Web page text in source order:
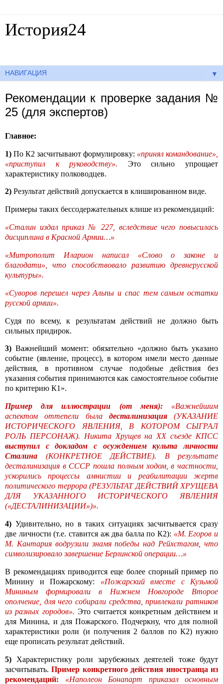
История24
▼
Рекомендации к проверке задания №
25 (для экспертов)
Главное:
1) По К2 засчитывают формулировку: «принял командование»,
«приступил к руководству».
Это сильно упрощает
характеристику полководцев.
2) Результат действий допускается в клишированном виде.
Примеры таких бессодержательных клише из рекомендаций:
«Сталин издал приказ № 227, вследствие чего повысилась
дисциплина в Красной Армии…»
«Митрополит Иларион написал «Слово о законе и
благодати», что способствовало развитию древнерусской
культуры».
«Суворов перешел через Альпы и спас тем самым остатки
русской армии».
Судя по всему, к результатам действий не должно быть
сильных придирок.
3) Важнейший момент: обязательно «должно быть указано
событие (явление, процесс), в котором имели место данные
действия, в противном случае подобные действия без
указания события принимаются как самостоятельное событие
по критерию К1».
Пример для иллюстрации (от меня):«Важнейшим
аспектом оттепели была десталинизация(УКАЗАНИЕ
ИСТОРИЧЕСКОГО ЯВЛЕНИЯ, В КОТОРОМ СЫГРАЛ
РОЛЬ ПЕРСОНАЖ). Никита Хрущев на XXсъезде КПСС
выступил с докладом с осуждением культа личности
Сталина (КОНКРЕТНОЕ ДЕЙСТВИЕ). В результате
десталинизация в СССР пошла полным ходом, в частности,
ускорились процессы амнистии и реабилитации жертв
политического террора (РЕЗУЛЬТАТ ДЕЙСТВИЙ ХРУЩЕВА
ДЛЯ УКАЗАННОГО ИСТОРИЧЕСКОГО ЯВЛЕНИЯ
(«ДЕСТАЛИНИЗАЦИИ»)».
4) Удивительно, но в таких ситуациях засчитывается сразу
две личности (т.е. ставится аж два балла по К2): «М. Егоров и
М. Кантария водрузили знамя победы над Рейхстагом, что
символизировало завершение Берлинской операции…»
В рекомендациях приводится еще более спорный пример по
Минину и Пожарскому:
«Пожарский вместе с Кузьмой
Мининым формировали в Нижнем Новгороде Второе
ополчение, для чего собирали средства, привлекали ратников
из разных городов». Это считается конкретным действием и
для Минина, и для Пожарского. Подчеркну, что для полной
характеристики роли (и получения 2 баллов по К2) нужно
еще прописать результат действий.
5) Характеристику роли зарубежных деятелей тоже будут
засчитывать. Пример конкретного действия иностранца из
рекомендаций: «Наполеон Бонапарт приказал основным